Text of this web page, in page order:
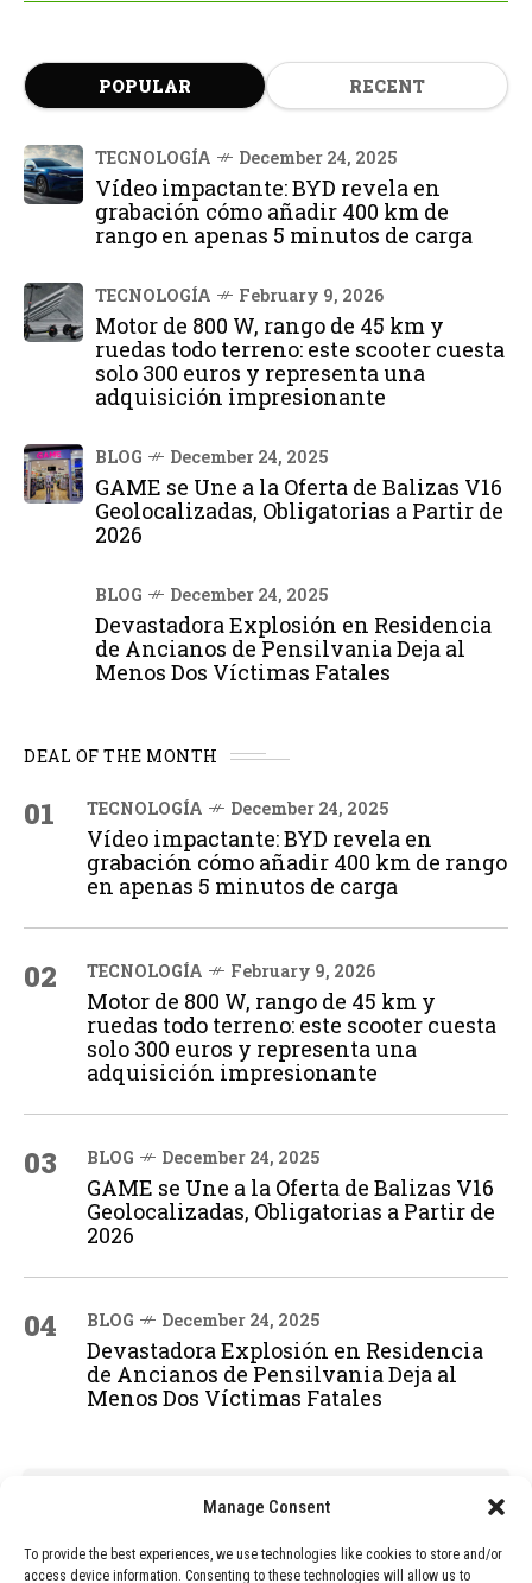
Manage Consent
To provide the best experiences, we use technologies like cookies to store and/or
access device information. Consenting to these technologies will allow us to
POPULAR RECENT
TECNOLOGÍA December 24, 2025
Vídeo impactante: BYD revela en
grabación cómo añadir 400 km de
rango en apenas 5 minutos de carga
TECNOLOGÍA February 9, 2026
Motor de 800 W, rango de 45 km y
ruedas todo terreno: este scooter cuesta
solo 300 euros y representa una
adquisición impresionante
BLOG December 24, 2025
GAME se Une a la Oferta de Balizas V16
Geolocalizadas, Obligatorias a Partir de
2026
BLOG December 24, 2025
Devastadora Explosión en Residencia
de Ancianos de Pensilvania Deja al
Menos Dos Víctimas Fatales
DEAL OF THE MONTH
01 TECNOLOGÍA December 24, 2025
Vídeo impactante: BYD revela en
grabación cómo añadir 400 km de rango
en apenas 5 minutos de carga
02 TECNOLOGÍA February 9, 2026
Motor de 800 W, rango de 45 km y
ruedas todo terreno: este scooter cuesta
solo 300 euros y representa una
adquisición impresionante
03 BLOG December 24, 2025
GAME se Une a la Oferta de Balizas V16
Geolocalizadas, Obligatorias a Partir de
2026
04 BLOG December 24, 2025
Devastadora Explosión en Residencia
de Ancianos de Pensilvania Deja al
Menos Dos Víctimas Fatales